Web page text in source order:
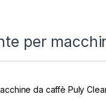
per
da caffè Puly